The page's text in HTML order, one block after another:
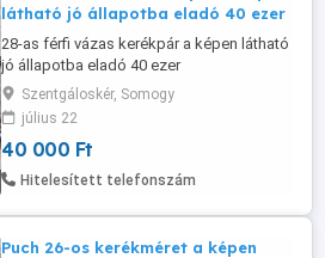
látható jó állapotba eladó 40 ezer
28-as férfi vázas kerékpár a képen látható
jó állapotba eladó 40 ezer
Szentgáloskér, Somogy
július 22
40 000 Ft
Hitelesített telefonszám
Puch 26-os kerékméret a képen